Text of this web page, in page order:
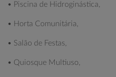
• Piscina de Hidroginástica,
• Horta Comunitária,
• Salão de Festas,
• Quiosque Multiuso,